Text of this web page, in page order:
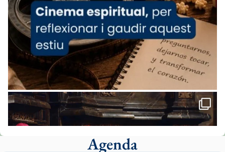
Arquebisbat de Barcelona
2 weeks ago
«Avui les santes Juliana i Semproniana ens
ajuden a alçar la mirada»
Mons. Sergi Gordo, bisbe de Tortosa, ha
presidit aquest 27 de juliol la missa de Les
Santes de Mataró.
🔗tinyurl.com/cvu5jmbk
📸 J. Merino
Agenda